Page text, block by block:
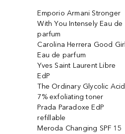
Emporio Armani Stronger
With You Intensely Eau de
parfum
Carolina Herrera Good Girl
Eau de parfum
Yves Saint Laurent Libre
EdP
The Ordinary Glycolic Acid
7% exfoliating toner
Prada Paradoxe EdP
refillable
Meroda Changing SPF 15